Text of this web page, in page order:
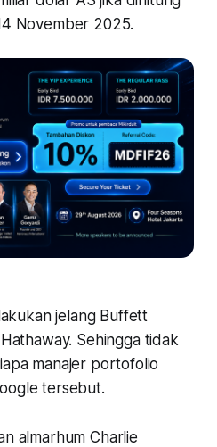
November 2025.
jelang Buffett
Sehingga tidak
manajer portofolio
tersebut.
almarhum Charlie